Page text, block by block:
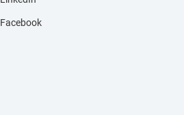
Facebook